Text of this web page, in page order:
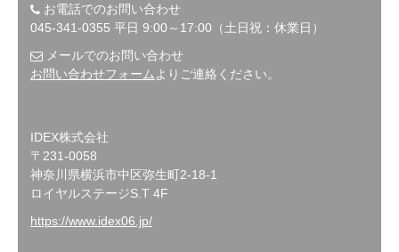
お電話でのお問い合わせ
045-341-0355 平日 9:00～17:00（土日祝：休業日）
メールでのお問い合わせ
お問い合わせフォーム よりご連絡ください。
IDEX株式会社
〒231-0058
神奈川県横浜市中区弥生町2-18-1
ロイヤルステージS.T 4F
https://www.idex06.jp/